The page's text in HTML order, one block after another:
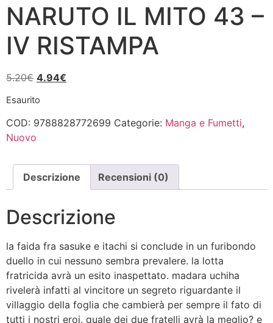
NARUTO IL MITO 43 –
IV RISTAMPA
5.20€ Il
originale
era:
4.94€
è:
Esaurito
COD: 9788828772699 Categorie: Manga e Fumetti,
Nuovo
Descrizione Recensioni (0)
Descrizione
la faida fra sasuke e itachi si conclude in un furibondo
duello in cui nessuno sembra prevalere. la lotta
fratricida avrà un esito inaspettato. madara uchiha
rivelerà infatti al vincitore un segreto riguardante il
villaggio della foglia che cambierà per sempre il fato di
tutti i nostri eroi. quale dei due fratelli avrà la meglio? e